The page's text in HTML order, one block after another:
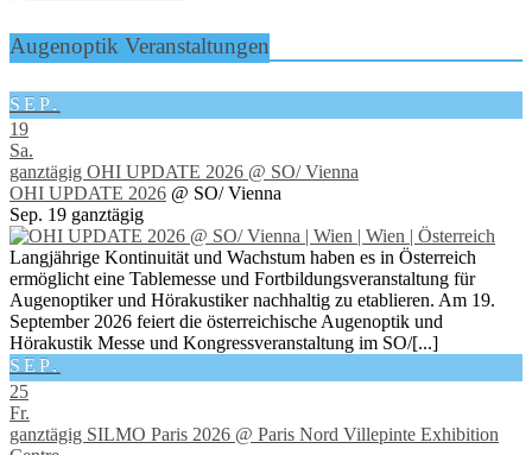
Augenoptik Veranstaltungen
SEP.
19
Sa.
ganztägig OHI UPDATE 2026 @ SO/ Vienna
OHI UPDATE 2026 @ SO/ Vienna
Sep. 19 ganztägig
Langjährige Kontinuität und Wachstum haben es in Österreich
ermöglicht eine Tablemesse und Fortbildungsveranstaltung für
Augenoptiker und Hörakustiker nachhaltig zu etablieren. Am 19.
September 2026 feiert die österreichische Augenoptik und
Hörakustik Messe und Kongressveranstaltung im SO/[...]
SEP.
25
Fr.
ganztägig SILMO Paris 2026 @ Paris Nord Villepinte Exhibition